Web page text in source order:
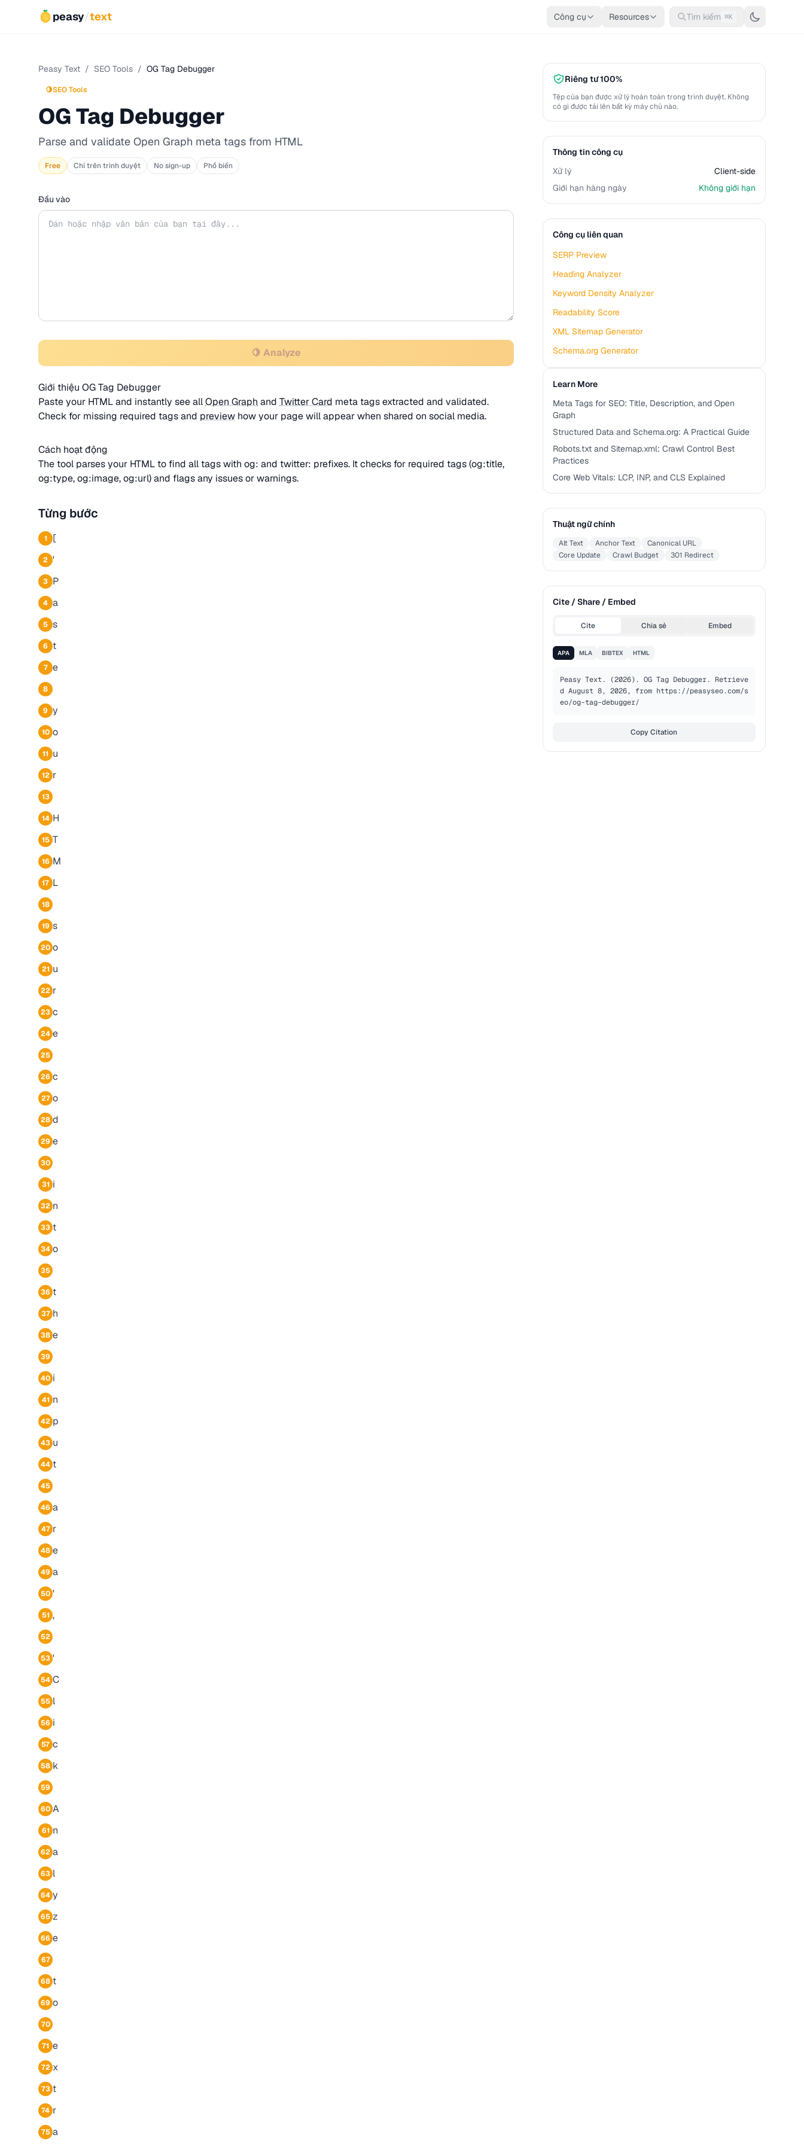
peasy/text Công cụ Resources Tìm kiếm ⌘K
Peasy Text / SEO Tools / OG Tag Debugger
🍋SEO Tools
OG Tag Debugger
Parse and validate Open Graph meta tags from HTML
Free Chỉ trên trình duyệt No sign-up Phổ biến
Đầu vào
🍋 Analyze
Giới thiệu OG Tag Debugger
Paste your HTML and instantly see allOpen Graph and Twitter Card meta tags extracted and validated.
Check for missing required tags and preview how your page will appear when shared on social media.
Cách hoạt động
The tool parses your HTML to find all tags with og: and twitter: prefixes. It checks for required tags (og:title,
og:type, og:image, og:url) and flags any issues or warnings.
Từng bước
1 [
2 '
3 P
4 a
5 s
6 t
7 e
8
9 y
10 o
11 u
12 r
13
14 H
15 T
16 M
17 L
18
19 s
20 o
21 u
22 r
23 c
24 e
25
26 c
27 o
28 d
29 e
30
31 i
32 n
33 t
34 o
35
36 t
37 h
38 e
39
40 i
41 n
42 p
43 u
44 t
45
46 a
47 r
48 e
49 a
50 '
51 ,
52
53 '
54 C
55 l
56 i
57 c
58 k
59
60 A
61 n
62 a
63 l
64 y
65 z
66 e
67
68 t
69 o
70
71 e
72 x
73 t
74 r
75 a
Riêng tư 100%
Tệp của bạn được xử lý hoàn toàn trong trình duyệt. Không
có gì được tải lên bất kỳ máy chủ nào.
Thông tin công cụ
Xử lý
Client-side
Giới hạn hàng ngày
Không giới hạn
Công cụ liên quan
SERP Preview
Heading Analyzer
Keyword Density Analyzer
Readability Score
XML Sitemap Generator
Schema.org Generator
Learn More
Meta Tags for SEO: Title, Description, and Open
Graph
Structured Data and Schema.org: A Practical Guide
Robots.txt and Sitemap.xml: Crawl Control Best
Practices
Core Web Vitals: LCP, INP, and CLS Explained
Thuật ngữ chính
Alt Text Anchor Text
Canonical URL
Core Update
Crawl Budget 301 Redirect
Cite / Share / Embed
Cite Chia sẻ Embed
APA MLA BIBTEX HTML
Peasy Text. (2026). OG Tag Debugger. Retrieve
d August 8, 2026, from https://peasyseo.com/s
eo/og-tag-debugger/
Copy Citation